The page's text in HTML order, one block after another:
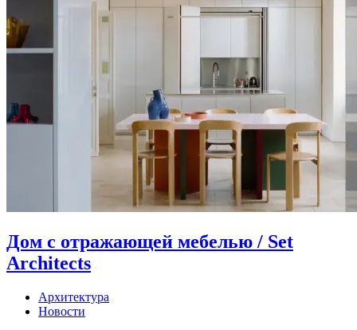
Дом с отражающей мебелью / Set
Architects
Архитектура
Новости